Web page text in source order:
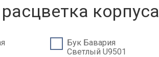
корпуса
Бук Бавария
Светлый U9501